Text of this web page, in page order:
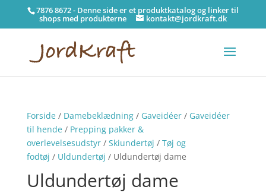
7876 8672 - Denne side er et produktkatalog og linker til
shops med produkterne kontakt@jordkraft.dk
Forside/ Damebeklædning/ Gaveidéer/ Gaveidéer
til hende/ Prepping pakker &
overlevelsesudstyr/ Skiundertøj / Tøj og
fodtøj / Uldundertøj / Uldundertøj dame
Uldundertøj dame